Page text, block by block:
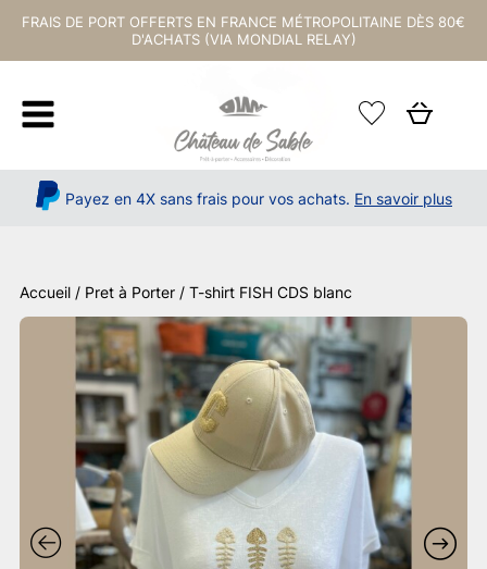
FRAIS DE PORT OFFERTS EN FRANCE MÉTROPOLITAINE DÈS 80€
D'ACHATS (VIA MONDIAL RELAY)
Payez en 4X sans frais pour vos achats. En savoir plus
Accueil / Pret à Porter / T-shirt FISH CDS blanc